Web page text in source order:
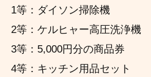
1等：ダイソン掃除機
2等：ケルヒャー高圧洗浄機
3等：5,000円分の商品券
4等：キッチン用品セット